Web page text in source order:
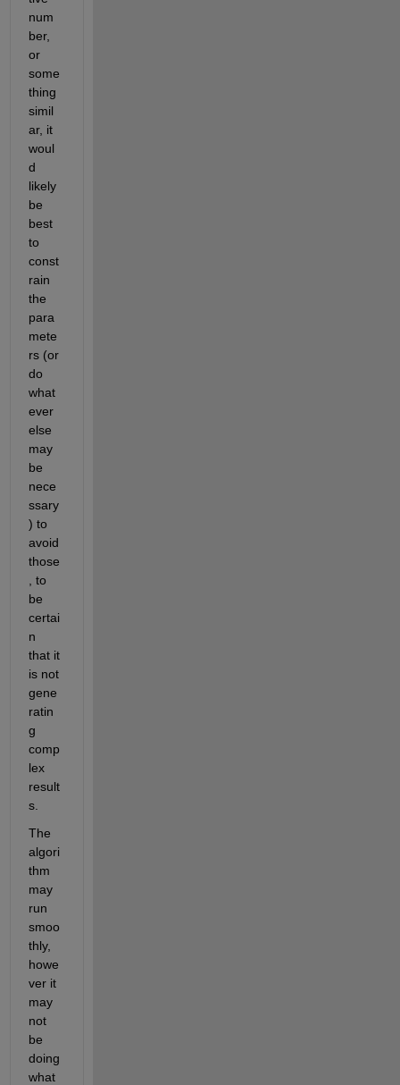
num
ber,
or
some
thing
simil
ar, it
woul
d
likely
be
best
to
const
rain
the
para
mete
rs (or
do
what
ever
else
may
be
nece
ssary
) to
avoid
those
, to
be
certai
n
that it
is not
gene
ratin
g
comp
lex
result
s.
The
algori
thm
may
run
smoo
thly,
howe
ver it
may
not
be
doing
what